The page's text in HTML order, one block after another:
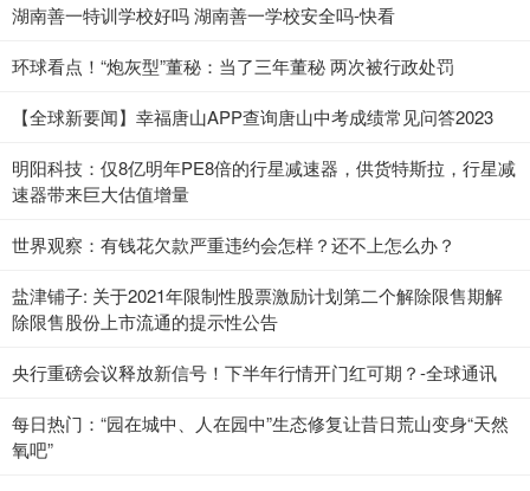
湖南善一特训学校好吗 湖南善一学校安全吗-快看
环球看点！“炮灰型”董秘：当了三年董秘 两次被行政处罚
【全球新要闻】幸福唐山APP查询唐山中考成绩常见问答2023
明阳科技：仅8亿明年PE8倍的行星减速器，供货特斯拉，行星减
速器带来巨大估值增量
世界观察：有钱花欠款严重违约会怎样？还不上怎么办？
盐津铺子: 关于2021年限制性股票激励计划第二个解除限售期解
除限售股份上市流通的提示性公告
央行重磅会议释放新信号！下半年行情开门红可期？-全球通讯
每日热门：“园在城中、人在园中”生态修复让昔日荒山变身“天然
氧吧”